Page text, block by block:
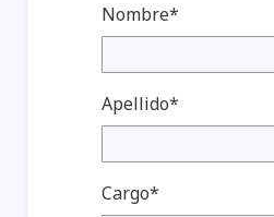
Nombre*
Apellido*
Cargo*